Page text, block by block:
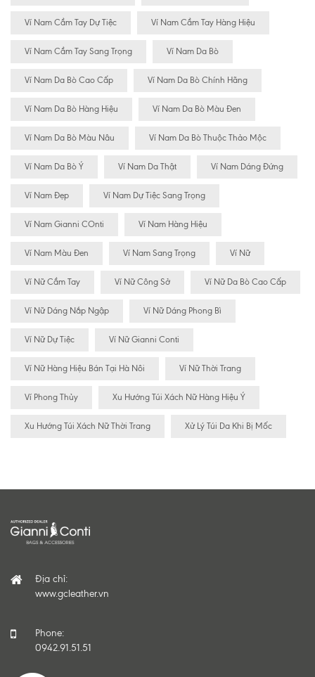
Ví Nam Cầm Tay Dự Tiệc Ví Nam Cầm Tay Hàng Hiệu
Ví Nam Cầm Tay Sang Trọng Ví Nam Da Bò
Ví Nam Da Bò Cao Cấp Ví Nam Da Bò Chính Hãng
Ví Nam Da Bò Hàng Hiệu Ví Nam Da Bò Màu Đen
Ví Nam Da Bò Màu Nâu Ví Nam Da Bò Thuộc Thảo Mộc
Ví Nam Da Bò Ý Ví Nam Da Thật Ví Nam Dáng Đứng
Ví Nam Đẹp Ví Nam Dự Tiệc Sang Trọng
Ví Nam Gianni COnti Ví Nam Hàng Hiệu
Ví Nam Màu Đen Ví Nam Sang Trọng Ví Nữ
Ví Nữ Cầm Tay Ví Nữ Công Sở Ví Nữ Da Bò Cao Cấp
Ví Nữ Dáng Nắp Ngập Ví Nữ Dáng Phong Bì
Ví Nữ Dự Tiệc Ví Nữ Gianni Conti
Ví Nữ Hàng Hiệu Bán Tại Hà Nôi Ví Nữ Thời Trang
Ví Phong Thủy Xu Hướng Túi Xách Nữ Hàng Hiệu Ý
Xu Hướng Túi Xách Nữ Thời Trang Xử Lý Túi Da Khi Bị Mốc
Địa chỉ:
www.gcleather.vn
Phone:
0942.91.51.51